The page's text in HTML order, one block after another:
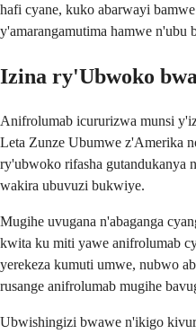
hafi cyane, kuko abarwayi
y'amarangamutima hamwe n'ubu
Izina ry'Ubwoko
Anifrolumab icururizwa munsi
Leta Zunze Ubumwe z'Amerika
ry'ubwoko rifasha gutandukanya
wakira ubuvuzi bukwiye.
Mugihe uvugana n'abaganga
kwita ku miti yawe anifrolumab
yerekeza kumuti umwe, nubwo
rusange anifrolumab mugihe
Ubwishingizi bwawe n'ikigo